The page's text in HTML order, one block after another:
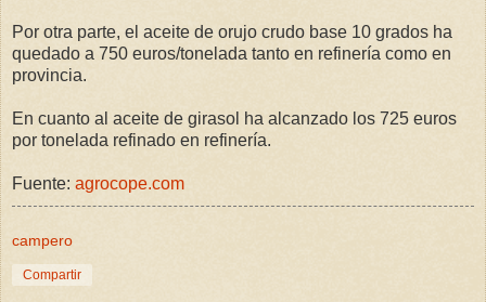
Por otra parte, el aceite de orujo crudo base 10 grados ha
quedado a 750 euros/tonelada tanto en refinería como en
provincia.
En cuanto al aceite de girasol ha alcanzado los 725 euros
por tonelada refinado en refinería.
Fuente: agrocope.com
campero
Compartir